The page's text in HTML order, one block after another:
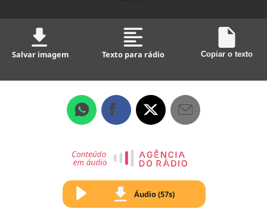
Salvar imagem Texto para rádio Copiar o texto
Áudio (57s)